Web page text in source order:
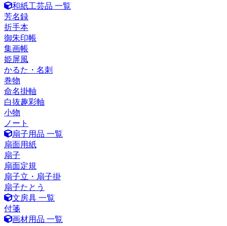
和紙工芸品 一覧
芳名録
折手本
御朱印帳
集画帳
姫屏風
かるた・名刺
巻物
命名掛軸
白抜趣彩軸
小物
ノート
扇子用品 一覧
扇面用紙
扇子
扇面定規
扇子立・扇子掛
扇子たとう
文房具 一覧
付箋
画材用品 一覧